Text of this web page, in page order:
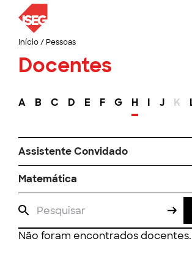
Início/ Pessoas
Docentes
A B C D E F G H I J K
Assistente Convidado
Matemática
Não foram encontrados docentes.